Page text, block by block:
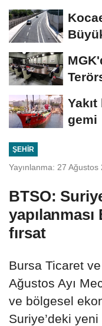
gemi
ŞEHIR
Yayınlanma: 27
BTSO:
fırsat
Bursa Ticaret
Ağustos Ayı
ve bölgesel
Suriye’deki